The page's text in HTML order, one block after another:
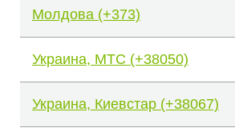
Молдова (+373)
Украина, МТС (+38050)
Украина, Киевстар (+38067)